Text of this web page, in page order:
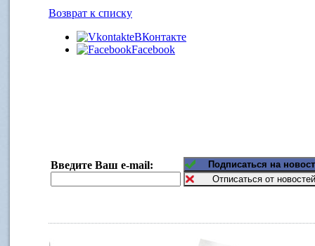
Возврат к списку
ВКонтакте
Facebook
Введите Ваш e-mail: